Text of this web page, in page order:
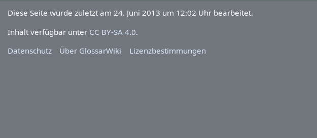
Diese Seite wurde zuletzt am 24. Juni 2013 um 12:02 Uhr bearbeitet.
Inhalt verfügbar unter CC BY-SA 4.0.
Datenschutz
Über GlossarWiki Lizenzbestimmungen